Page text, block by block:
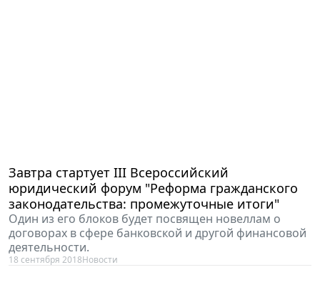
Завтра стартует III Всероссийский
юридический форум "Реформа гражданского
законодательства: промежуточные итоги"
Один из его блоков будет посвящен новеллам о
договорах в сфере банковской и другой финансовой
деятельности.
18 сентября 2018Новости